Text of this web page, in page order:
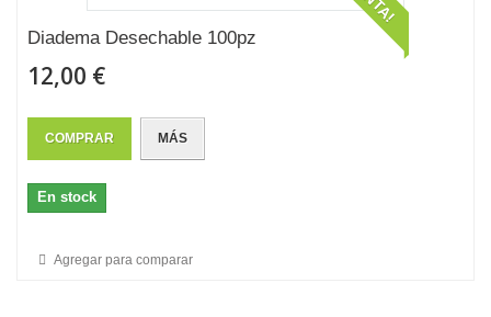
Diadema Desechable 100pz
12,00 €
COMPRAR MÁS
En stock
Agregar para comparar